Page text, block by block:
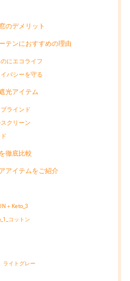
のデメリット
テンにおすすめの理由
のにエコライフ
イバシーを守る
光アイテム
ブラインド
スクリーン
ド
徹底比較
アイテムをご紹介
＋Keto_3
コットン
ライトグレー